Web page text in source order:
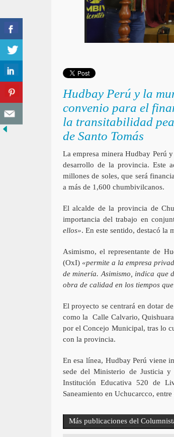
Hudbay Perú y la
convenio para el
la transitabilidad
de Santo Tomás
La empresa minera Hudbay Perú
desarrollo de la provincia. Este
millones de soles, que será
a más de 1,600 chumbivilcanos.
El alcalde de la provincia de
importancia del trabajo en
ellos». En este sentido, destacó
Asimismo, el representante de
(OxI) «permite a la empresa
de minería. Asimismo, indica que
obra de calidad en los tiempos
El proyecto se centrará en dotar
como la Calle Calvario,
por el Concejo Municipal, tras lo
con la provincia.
En esa línea, Hudbay Perú viene
sede del Ministerio de Justicia y
Institución Educativa 520 de
Saneamiento en Uchucarcco, entre
Más publicaciones del